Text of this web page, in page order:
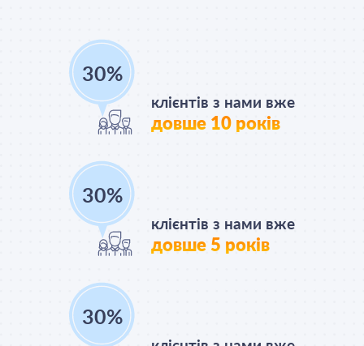
45%
клієнтів з нами вже
довше 10 років
45%
клієнтів з нами вже
довше 5 років
45%